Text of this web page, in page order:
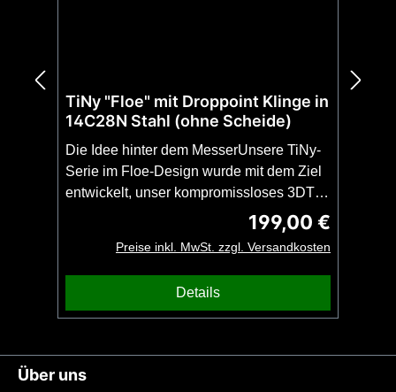
TiNy "Floe" mit Droppoint Klinge in
14C28N Stahl (ohne Scheide)
Die Idee hinter dem MesserUnsere TiNy-
Serie im Floe-Design wurde mit dem Ziel
entwickelt, unser kompromissloses 3DTi-
Design in noch kompakterer und leichterer
Form anbieten zu können. Das TiNy mit
Droppoint-Klinge ist, trotz des extrem
geringen Gewichts von nur 80 Gramm, so
stabil wie ein Full-Tang der gleichen
Länge. Damit ist das TiNy der perfekte
Messer mit beeindruckender
Regulärer Preis:
199,00 €
Preise inkl. MwSt. zzgl. Versandkosten
Details
Über uns